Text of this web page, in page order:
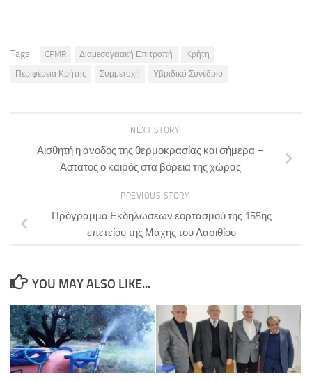
Tags: CPMR Διαμεσογειακή Επιτροπή
Κρήτη
Περιφέρεια Κρήτης
Συμμετοχή Υβριδικό Συνέδριο
NEXT STORY
Αισθητή η άνοδος της θερμοκρασίας και σήμερα –
Άστατος ο καιρός στα βόρεια της χώρας
PREVIOUS STORY
Πρόγραμμα Εκδηλώσεων εορτασμού της 155ης
επετείου της Μάχης του Λασιθίου
YOU MAY ALSO LIKE...